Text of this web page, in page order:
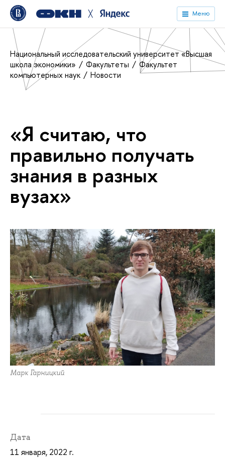
╳ Меню
Национальный исследовательский университет «Высшая
школа экономики»
Факультеты
Факультет
компьютерных наук
Новости
«Я считаю, что
правильно получать
знания в разных
вузах»
Марк Гарницкий
Дата
11 января, 2022 г.